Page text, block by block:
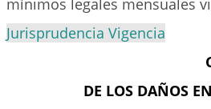
mínimos legales mensuales
Jurisprudencia Vigencia
DE LOS DAÑOS